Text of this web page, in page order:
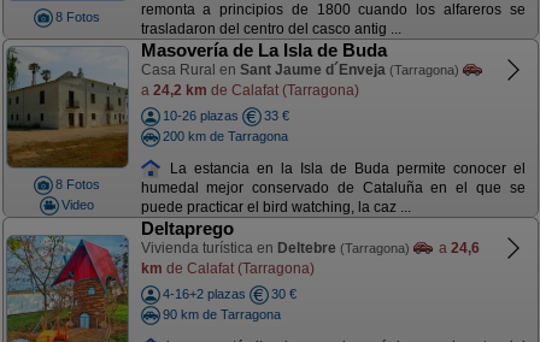
8 Fotos
remonta a principios de 1800 cuando los alfareros se
trasladaron del centro del casco antig ...
8 Fotos
Video
Masovería de La Isla de Buda
Casa Rural en Sant Jaume d´Enveja (Tarragona)
a 24,2 km de Calafat (Tarragona)
10-26 plazas
33 €
200 km de Tarragona
La estancia en la Isla de Buda permite conocer el
humedal mejor conservado de Cataluña en el que se
puede practicar el bird watching, la caz ...
Deltaprego
Vivienda turística en Deltebre (Tarragona) a 24,6
km de Calafat (Tarragona)
4-16+2 plazas
30 €
90 km de Tarragona